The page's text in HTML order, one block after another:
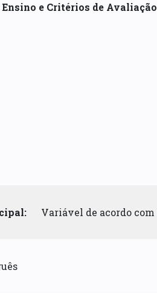
e Critérios de
Variável de acordo